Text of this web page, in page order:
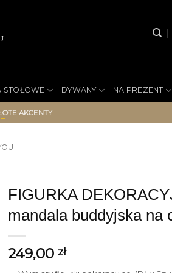
STOŁOWE DYWANY NA PREZENT
AKCENTY
FIGURKA
mandala buddyjska na
249,00 zł